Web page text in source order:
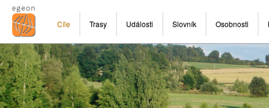
Cíle Trasy Události Slovník Osobnosti